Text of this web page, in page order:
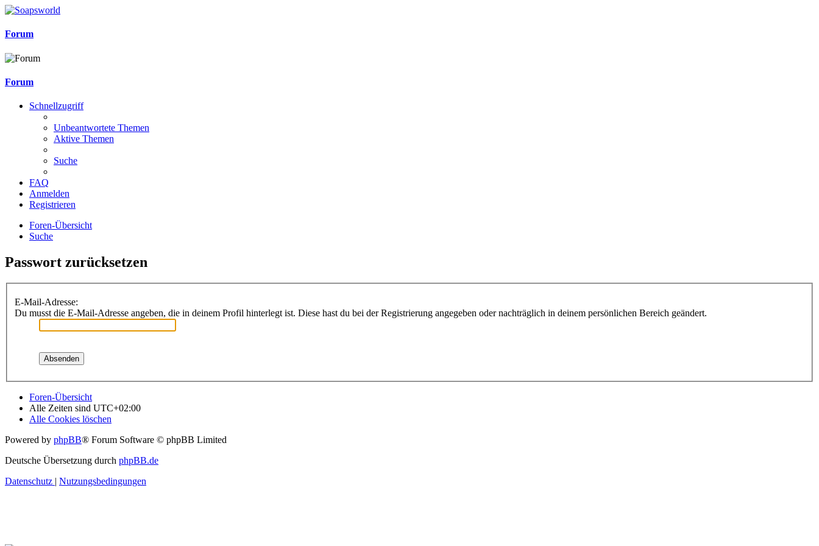
Forum
Forum
Schnellzugriff
Unbeantwortete Themen
Aktive Themen
Suche
FAQ
Anmelden
Registrieren
Foren-Übersicht
Suche
Passwort zurücksetzen
E-Mail-Adresse:
Du musst die E-Mail-Adresse angeben, die in deinem Profil hinterlegt ist. Diese hast du bei der Registrierung angegeben oder nachträglich in deinem persönlichen Bereich geändert.
Foren-Übersicht
Alle Zeiten sind UTC+02:00
Alle Cookies löschen
Powered by phpBB® Forum Software © phpBB Limited
Deutsche Übersetzung durch phpBB.de
Datenschutz
Nutzungsbedingungen